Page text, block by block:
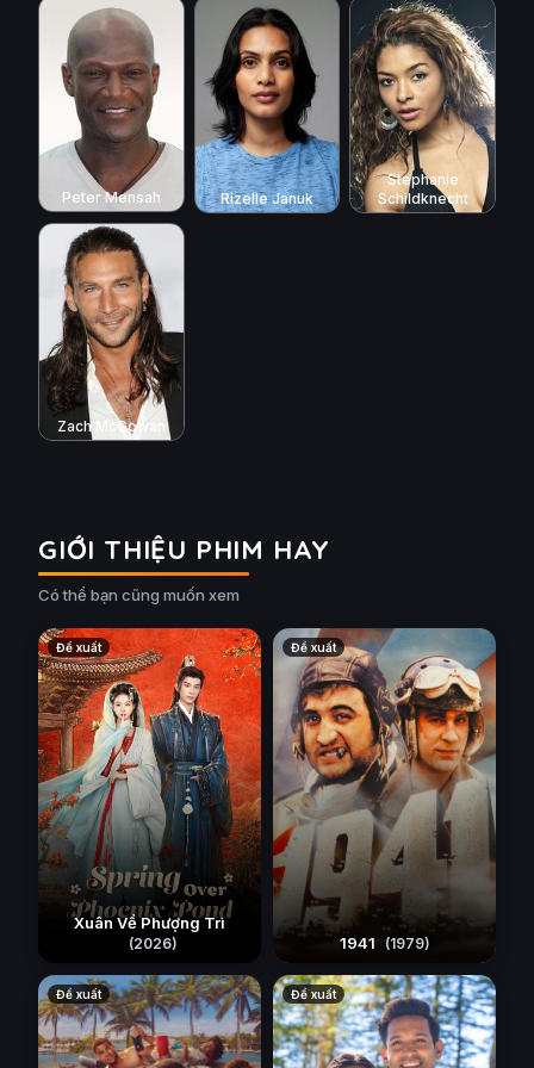
Peter Mensah Rizelle Januk
Stephanie
Schildknecht
Zach McGowan
GIỚI THIỆU PHIM HAY
Có thể bạn cũng muốn xem
Đề xuất
Xuân Về Phượng Trì
(2026)
Đề xuất
1941 (1979)
Đề xuất Đề xuất